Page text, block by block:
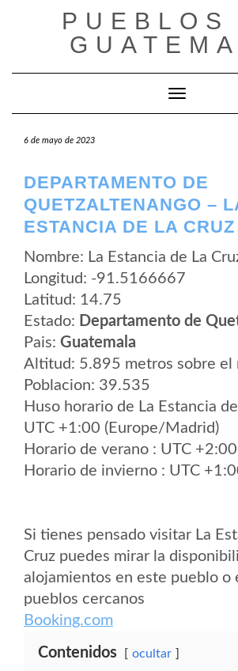
PUEBLOS
Cambiar
6 de mayo de 2023
DEPARTAMENTO DE
QUETZALTENANGO –
ESTANCIA DE LA CRUZ
Nombre: La Estancia de La
Longitud: -91.5166667
Latitud: 14.75
Estado: Departamento de
Pais: Guatemala
Altitud: 5.895 metros sobre el
Poblacion: 39.535
Huso horario de La Estancia
UTC +1:00 (Europe/Madrid)
Horario de verano : UTC +2:00
Horario de invierno : UTC
Si tienes pensado visitar La
Cruz puedes mirar la
alojamientos en este pueblo o
pueblos cercanos
Booking.com
Contenidos ocultar